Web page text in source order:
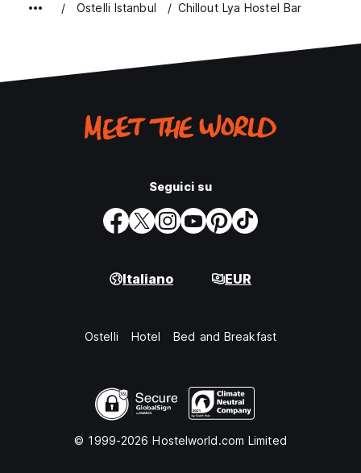
Ostelli Istanbul Chillout Lya Hostel Bar
Seguici su
Italiano EUR
Ostelli Hotel Bed and Breakfast
© 1999-2026 Hostelworld.com Limited